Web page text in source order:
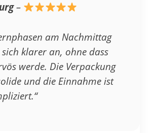
–
am Nachmittag
klarer an, ohne dass
werde. Die Verpackung
und die Einnahme ist